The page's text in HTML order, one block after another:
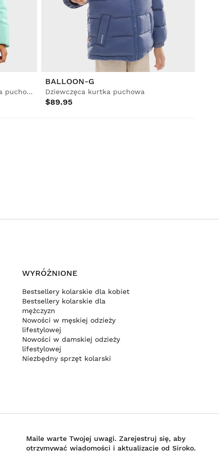
Dziewczęca wodoodporna kurtka puchowa
BALLOON-G
Dziewczęca kurtka puchowa
$89.95
WYRÓŻNIONE
Bestsellery kolarskie dla kobiet
Bestsellery kolarskie dla
mężczyzn
Nowości w męskiej odzieży
lifestylowej
Nowości w damskiej odzieży
lifestylowej
Niezbędny sprzęt kolarski
Maile warte Twojej uwagi. Zarejestruj się, aby
otrzymywać wiadomości i aktualizacje od Siroko.